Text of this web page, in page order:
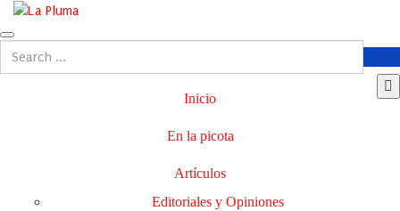
Inicio
En la picota
Artículos
Editoriales y Opiniones